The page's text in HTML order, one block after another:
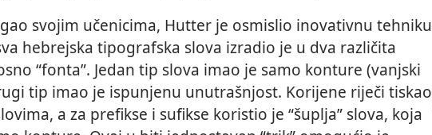
svojim učenicima, Hutter je osmislio inovativnu tehniku
hebrejska tipografska slova izradio je u dva različita
“fonta”. Jedan tip slova imao je samo konture (vanjski
tip imao je ispunjenu unutrašnjost. Korijene riječi tiskao
a za prefikse i sufikse koristio je “šuplja” slova, koja